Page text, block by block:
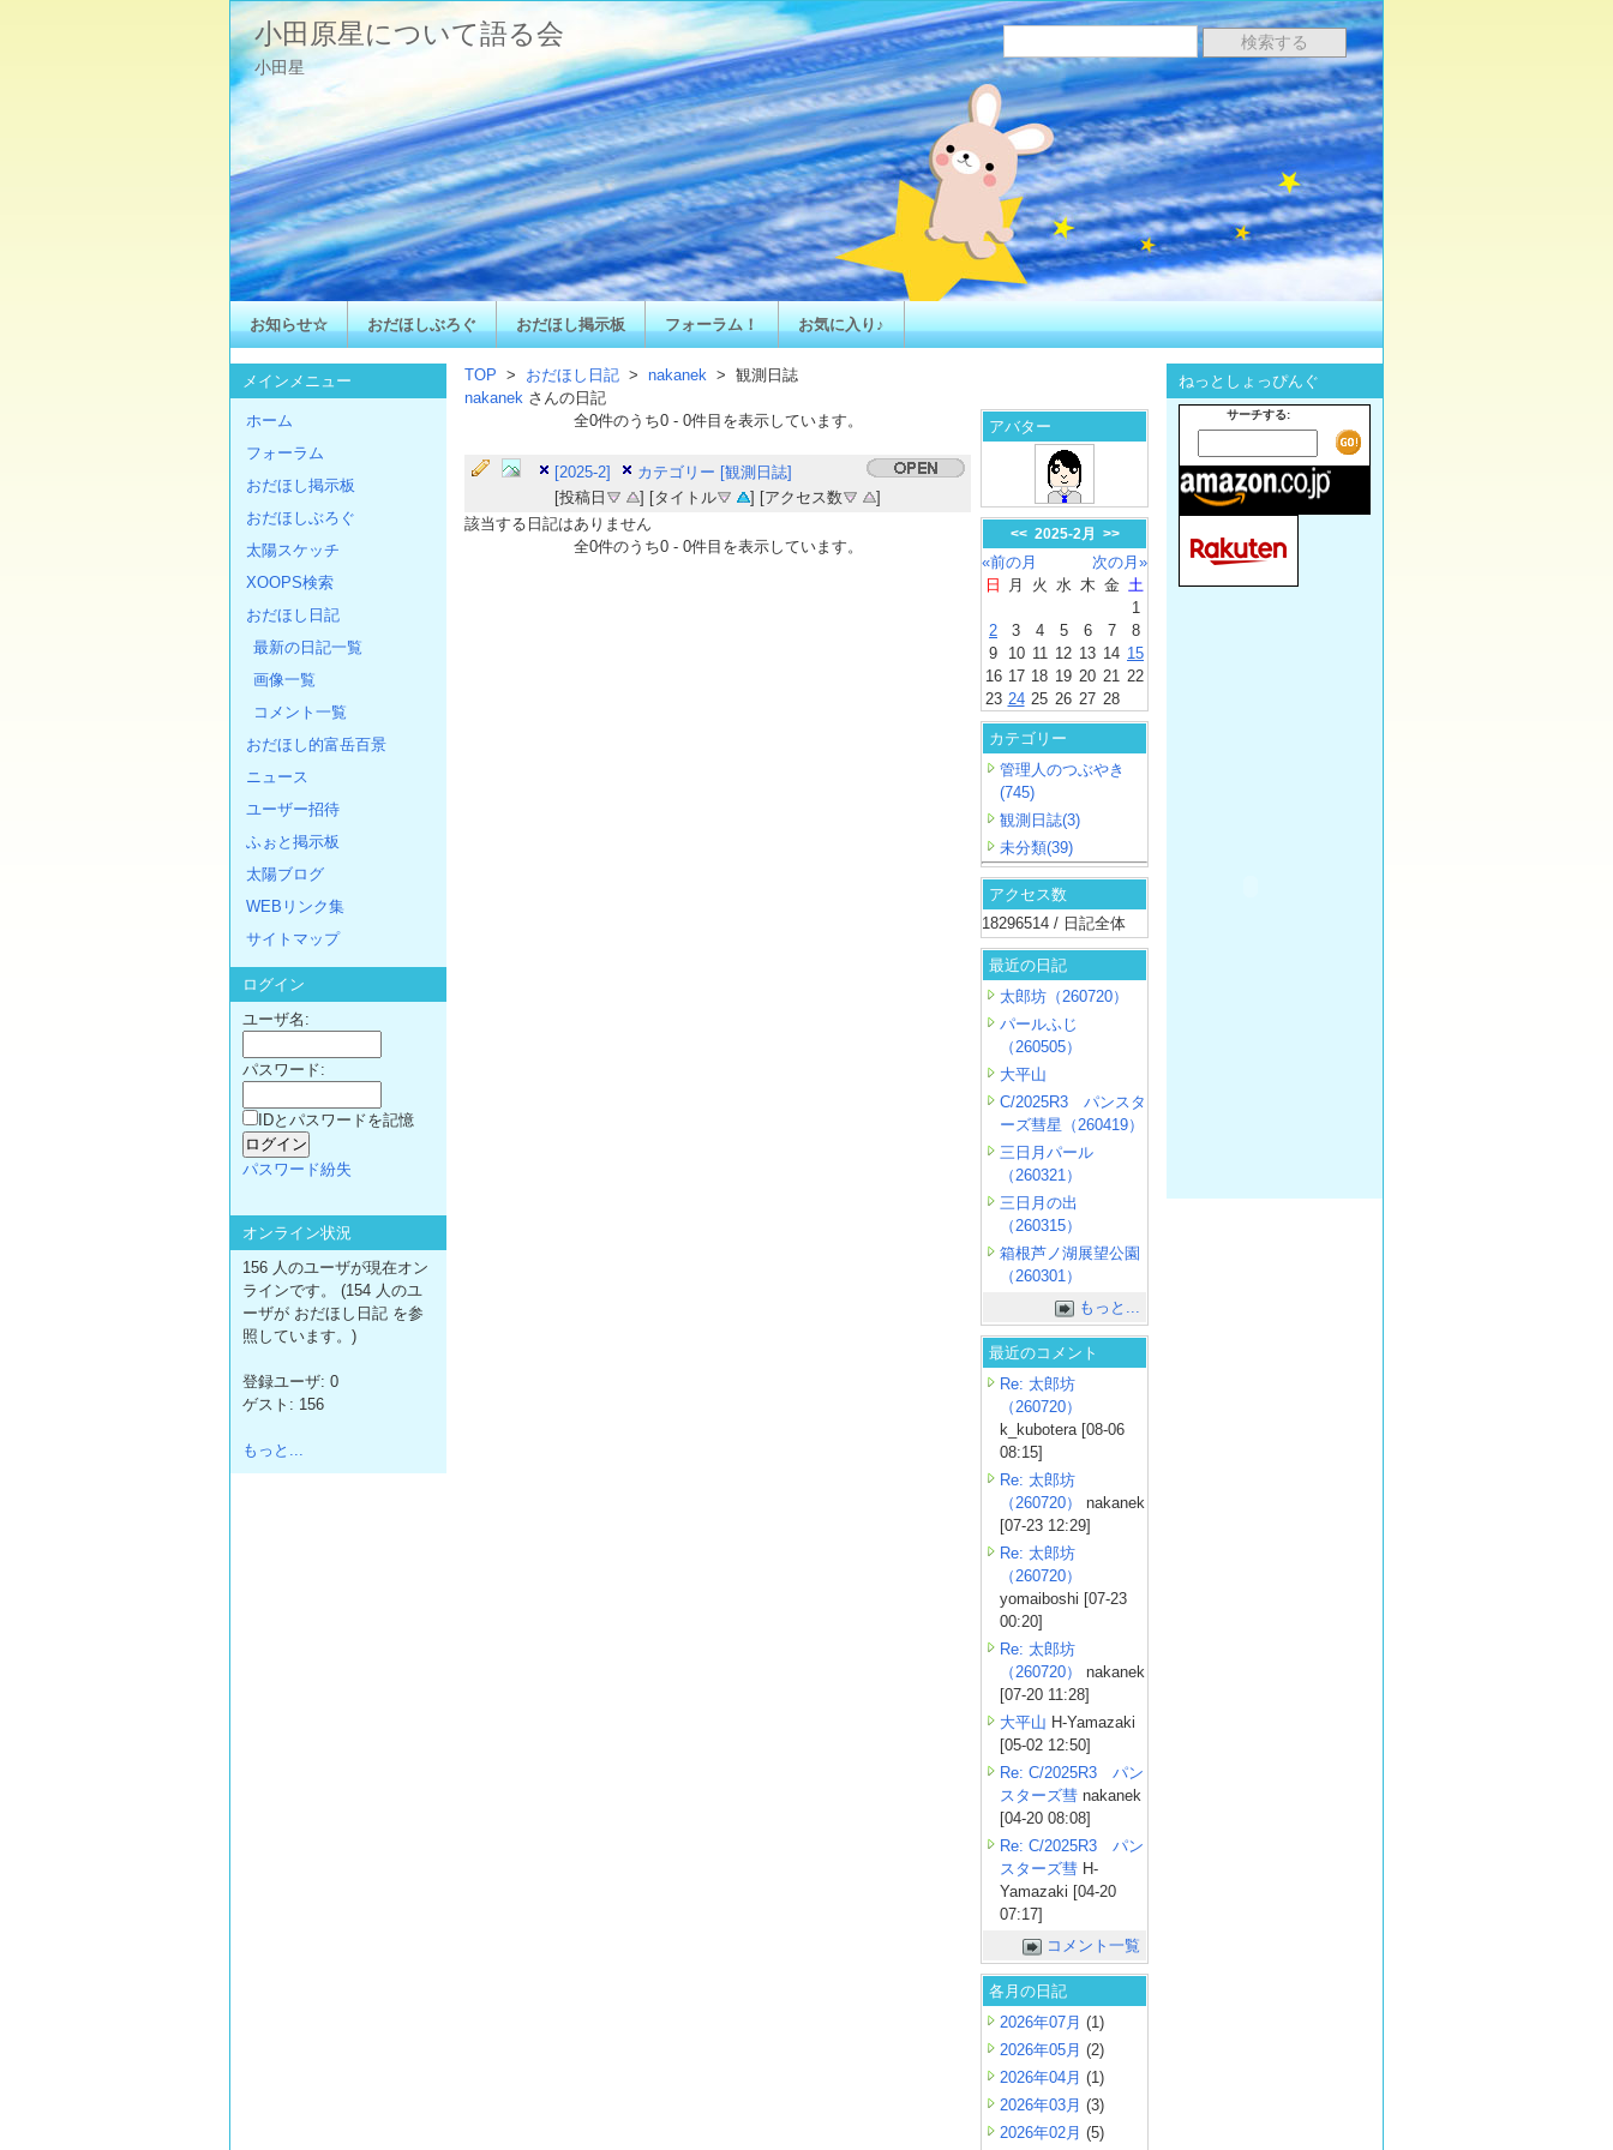
小田原星について語る会
小田星
お知らせ☆ おだほしぶろぐ おだほし掲示板 フォーラム！ お気に入り♪
TOP > おだほし日記 > nakanek > 観測日誌
nakanek さんの日記
全0件のうち0- 0件目を表示しています。
[2025-2]
カテゴリー [観測日誌]
[投稿日
] [タイトル ] [アクセス数
]
該当する日記はありません
全0件のうち0- 0件目を表示しています。
アバター
<< 2025-2月 >>
«前の月
次の月»
日
月 火 水 木 金 土
1
2
3 4 5 6 7
8
9
10 11 12 13 14 15
16 17 18 19 20 21 22
23 24 25 26 27 28
カテゴリー
管理人のつぶやき
(745)
観測日誌(3)
未分類(39)
アクセス数
18296514 / 日記全体
最近の日記
太郎坊（260720）
パールふじ
（260505）
大平山
C/2025R3 パンスタ
ーズ彗星（260419）
三日月パール
（260321）
三日月の出
（260315）
箱根芦ノ湖展望公園
（260301）
もっと...
最近のコメント
Re: 太郎坊
（260720）
k_kubotera [08-06
08:15]
Re: 太郎坊
（260720）
nakanek
[07-23 12:29]
Re: 太郎坊
（260720）
yomaiboshi [07-23
00:20]
Re: 太郎坊
（260720）
nakanek
[07-20 11:28]
大平山 H-Yamazaki
[05-02 12:50]
Re: C/2025R3 パン
スターズ彗 nakanek
[04-20 08:08]
Re: C/2025R3 パン
スターズ彗 H-
Yamazaki [04-20
07:17]
コメント一覧
各月の日記
2026年07月 (1)
2026年05月 (2)
2026年04月 (1)
2026年03月 (3)
2026年02月 (5)
メインメニュー
ホーム
フォーラム
おだほし掲示板
おだほしぶろぐ
太陽スケッチ
XOOPS検索
おだほし日記
最新の日記一覧
画像一覧
コメント一覧
おだほし的富岳百景
ニュース
ユーザー招待
ふぉと掲示板
太陽ブログ
WEBリンク集
サイトマップ
ログイン
ユーザ名:
パスワード:
IDとパスワードを記憶
パスワード紛失
オンライン状況
156 人のユーザが現在オン
ラインです。 (154 人のユ
ーザが おだほし日記 を参
照しています。)
登録ユーザ: 0
ゲスト: 156
もっと...
ねっとしょっぴんぐ
サーチする: